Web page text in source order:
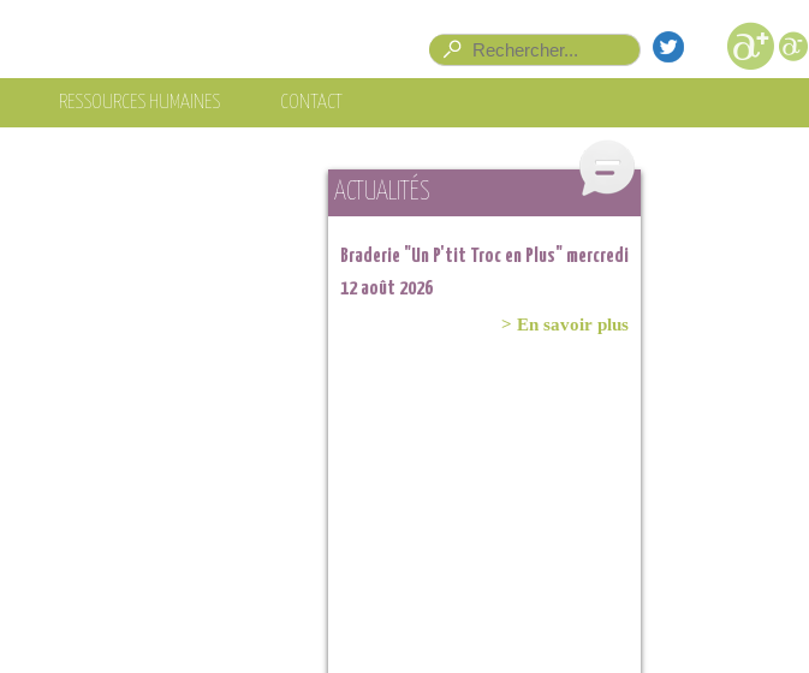
Formulaire de recherche Rechercher
RESSOURCES HUMAINES CONTACT
ACTUALITÉS
Braderie "Un P'tit Troc en Plus" mercredi
12 août 2026
> En savoir plus